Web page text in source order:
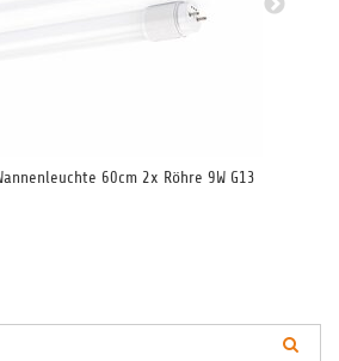
60cm 2x Röhre 9W G13